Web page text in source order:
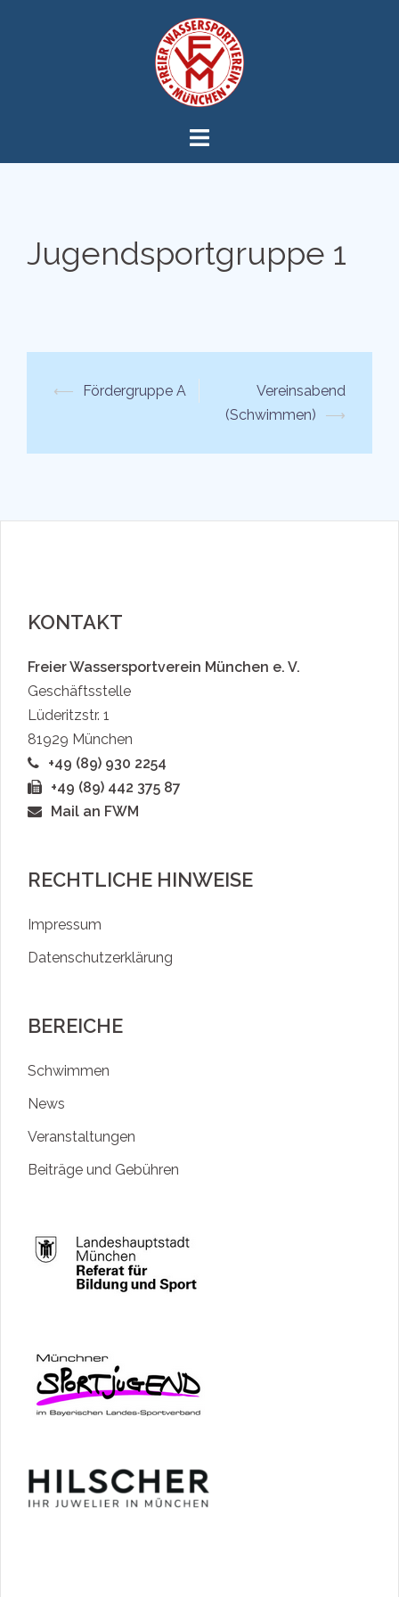
Jugendsportgruppe 1
Beitrags-
⟵ Fördergruppe A
Vereinsabend
(Schwimmen)
⟶
KONTAKT
Freier Wassersportverein München e. V.
Geschäftsstelle
Lüderitzstr. 1
81929 München
+49 (89) 930 2254
+49 (89) 442 375 87
Mail an FWM
RECHTLICHE HINWEISE
Impressum
Datenschutzerklärung
BEREICHE
Schwimmen
News
Veranstaltungen
Beiträge und Gebühren